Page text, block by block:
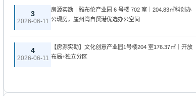
3
2026-06-11
房源实勘｜雅布伦产业园 6 号楼 702 室｜204.83㎡科创办
公现房，崖州湾自贸港优选办公空间
4
2026-06-11
【房源实勘】文化创意产业园1号楼204 室176.37㎡｜开放
布局+独立分区